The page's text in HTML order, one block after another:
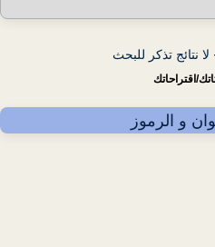
نتائج تذكر للبحث
اقتراحاتك
و الرموز